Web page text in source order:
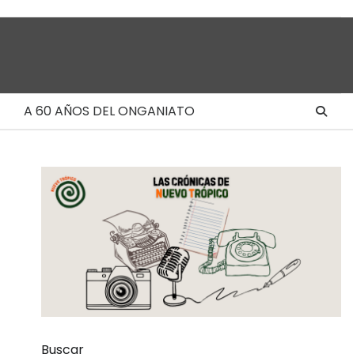
A 60 AÑOS DEL ONGANIATO
Buscar